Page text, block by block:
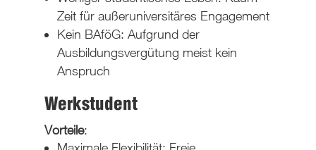
Zeit für außeruniversitäres Engagement
Kein BAföG: Aufgrund der
Ausbildungsvergütung meist kein
Anspruch
Werkstudent
Vorteile: